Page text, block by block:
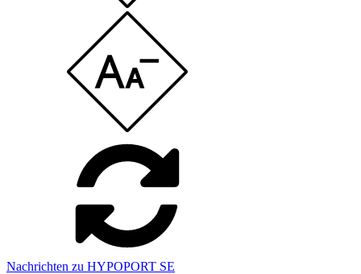
Nachrichten zu HYPOPORT SE